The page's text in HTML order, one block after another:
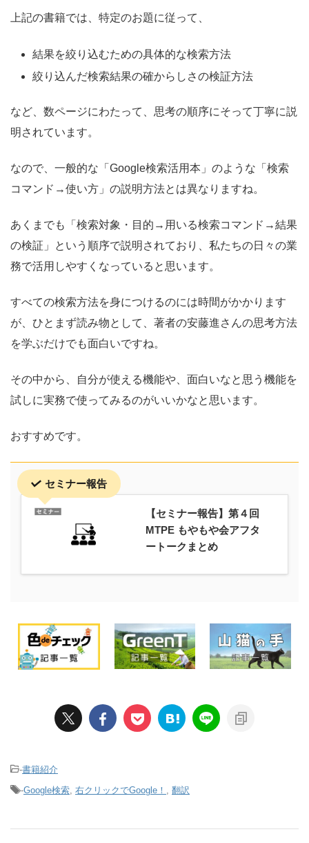
上記の書籍では、特定のお題に従って、
結果を絞り込むための具体的な検索方法
絞り込んだ検索結果の確からしさの検証方法
など、数ページにわたって、思考の順序にそって丁寧に説
明されています。
なので、一般的な「Google検索活用本」のような「検索
コマンド→使い方」の説明方法とは異なりますね。
あくまでも「検索対象・目的→用いる検索コマンド→結果
の検証」という順序で説明されており、私たちの日々の業
務で活用しやすくなっていると思います。
すべての検索方法を身につけるのには時間がかかります
が、ひとまず読み物として、著者の安藤進さんの思考方法
を学ぶだけでも面白いですね。
その中から、自分が使える機能や、面白いなと思う機能を
試しに実務で使ってみるのがいいかなと思います。
おすすめです。
セミナー報告
【セミナー報告】第４回
MTPE もやもや会アフタ
ートークまとめ
-書籍紹介
-Google検索 右クリックでGoogle！ 翻訳